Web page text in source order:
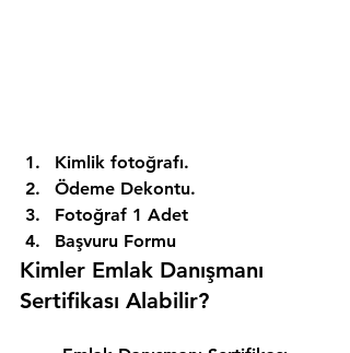
Kimlik fotoğrafı.
Ödeme Dekontu.
Fotoğraf 1 Adet
Başvuru Formu
Kimler Emlak Danışmanı
Sertifikası Alabilir?